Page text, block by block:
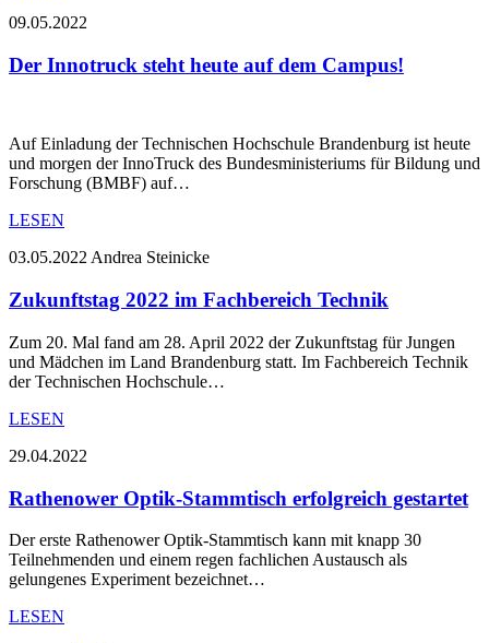
09.05.2022
Der Innotruck steht heute auf dem Campus!
Auf Einladung der Technischen Hochschule Brandenburg ist heute
und morgen der InnoTruck des Bundesministeriums für Bildung und
Forschung (BMBF) auf…
LESEN
03.05.2022 Andrea Steinicke
Zukunftstag 2022 im Fachbereich Technik
Zum 20. Mal fand am 28. April 2022 der Zukunftstag für Jungen
und Mädchen im Land Brandenburg statt. Im Fachbereich Technik
der Technischen Hochschule…
LESEN
29.04.2022
Rathenower Optik-Stammtisch erfolgreich gestartet
Der erste Rathenower Optik-Stammtisch kann mit knapp 30
Teilnehmenden und einem regen fachlichen Austausch als
gelungenes Experiment bezeichnet…
LESEN